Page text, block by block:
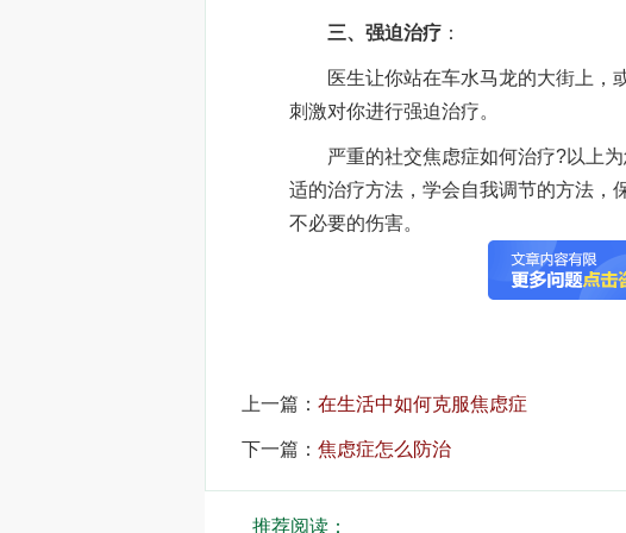
三、强迫治疗 ：
医生让你站在车水马龙的大街上，
刺激对你进行强迫治疗。
严重的社交焦虑症如何治疗?以上为
适的治疗方法，学会自我调节的方法，
不必要的伤害。
上一篇： 在生活中如何克服焦虑症
下一篇： 焦虑症怎么防治
推荐阅读：